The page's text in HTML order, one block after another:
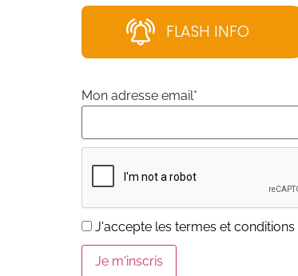
FLASH INFO
Mon adresse email*
J'accepte les termes et conditions